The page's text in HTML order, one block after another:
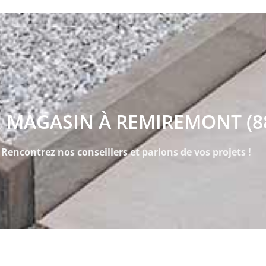
À REMIREMONT
Rencontrez nos conseillers et parlons de vos projets !